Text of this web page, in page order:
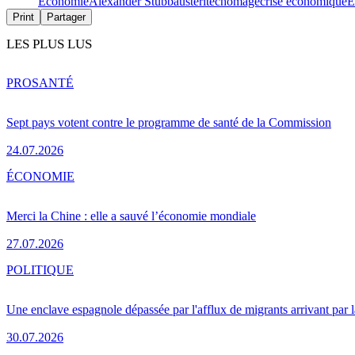
Print Partager
LES PLUS LUS
Sept pays votent contre le programme de santé de la Commission
24.07.2026
PROSANTÉ
Merci la Chine : elle a sauvé l’économie mondiale
27.07.2026
ÉCONOMIE
Une enclave espagnole dépassée par l'afflux de migrants arrivant par
30.07.2026
POLITIQUE